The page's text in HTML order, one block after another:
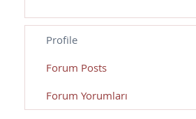
Profile
Forum Posts
Forum Yorumları